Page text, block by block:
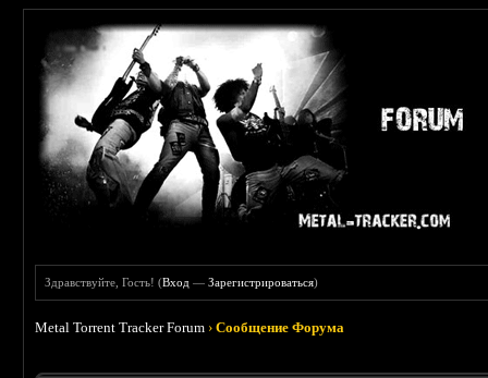
Здравствуйте, Гость! (Вход —Зарегистрироваться)
Metal Torrent Tracker Forum ›Сообщение Форума